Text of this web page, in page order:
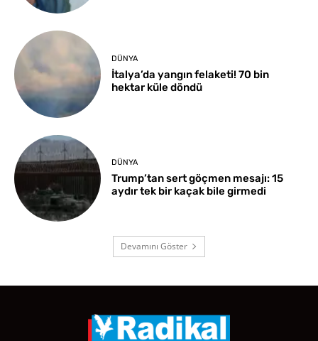
DÜNYA
İtalya’da yangın felaketi! 70 bin
hektar küle döndü
DÜNYA
Trump’tan sert göçmen mesajı: 15
aydır tek bir kaçak bile girmedi
Devamını Göster